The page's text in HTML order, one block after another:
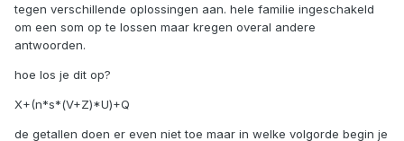
tegen verschillende oplossingen aan. hele familie ingeschakeld
om een som op te lossen maar kregen overal andere
antwoorden.
hoe los je dit op?
X+(n*s*(V+Z)*U)+Q
de getallen doen er even niet toe maar in welke volgorde begin je